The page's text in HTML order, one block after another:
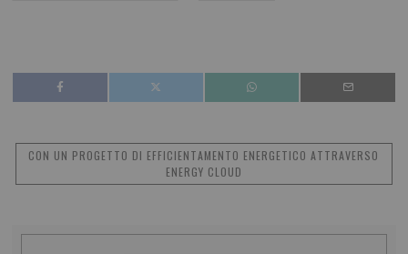
CON UN PROGETTO DI EFFICIENTAMENTO ENERGETICO ATTRAVERSO
ENERGY CLOUD